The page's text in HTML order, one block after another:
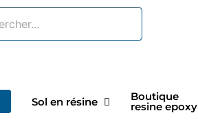
Sol en résine Boutique
resine epoxy